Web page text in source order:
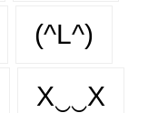
(^L^)
X‿‿X